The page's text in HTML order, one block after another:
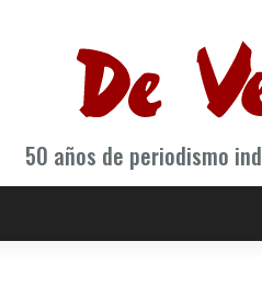
50 años de periodismo